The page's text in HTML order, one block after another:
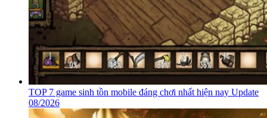
TOP 7 game sinh tồn mobile đáng chơi nhất hiện nay Update
08/2026